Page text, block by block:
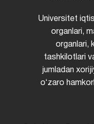
Universitet
organlari,
organlari,
tashkilotlari
jumladan
oʻzaro